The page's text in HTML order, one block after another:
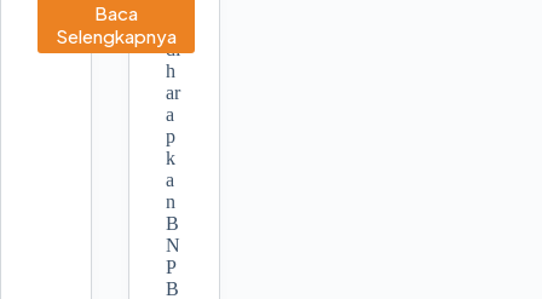
Baca
Selengkapnya
ADRA
di
h
ar
a
p
k
a
n
B
N
P
B